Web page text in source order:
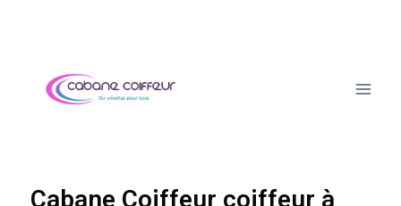
Cabane Coiffeur coiffeur à